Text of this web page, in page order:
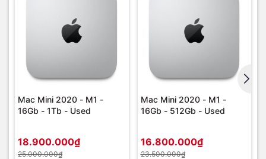
Mac Mini 2020 - M1 -
16Gb - 1Tb - Used
18.900.000₫
25.000.000₫
Mac Mini 2020 - M1 -
16Gb - 512Gb - Used
16.800.000₫
23.500.000₫